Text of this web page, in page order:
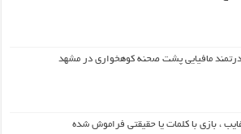
مافیایی پشت صحنه کوهخواری در مشهد
، بازی با کلمات یا حقیقتی فراموش شده